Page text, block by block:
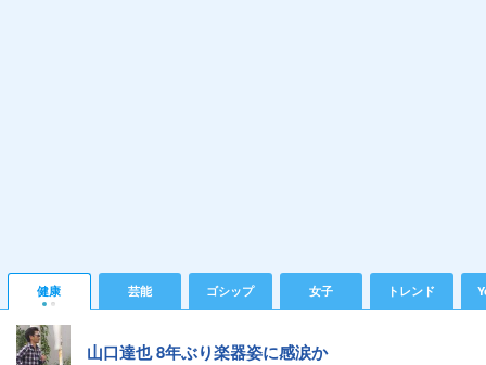
健康 芸能 ゴシップ 女子 トレンド
山口達也 8年ぶり楽器姿に感涙か